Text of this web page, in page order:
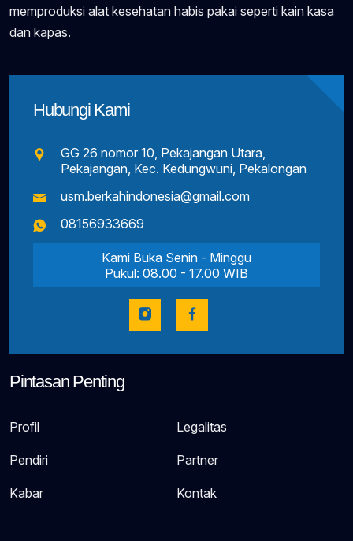
memproduksi alat kesehatan habis pakai seperti kain kasa
dan kapas.
Hubungi Kami
GG 26 nomor 10, Pekajangan Utara,
Pekajangan, Kec. Kedungwuni, Pekalongan
usm.berkahindonesia@gmail.com
08156933669
Kami Buka Senin - Minggu
Pukul: 08.00 - 17.00 WIB
Pintasan Penting
Profil Legalitas
Pendiri Partner
Kabar Kontak